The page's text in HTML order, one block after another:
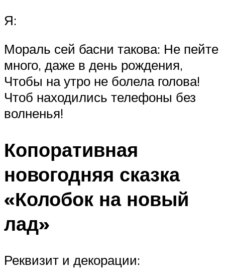
Я:
Мораль сей басни такова: Не пейте
много, даже в день рождения,
Чтобы на утро не болела голова!
Чтоб находились телефоны без
волненья!
Копоративная
новогодняя сказка
«Колобок на новый
лад»
Реквизит и декорации: